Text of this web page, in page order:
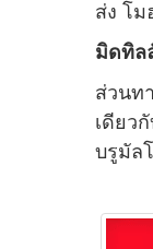
ส่ง โม
มิดทิล
ส่วนท
เดียว
บรูมัล